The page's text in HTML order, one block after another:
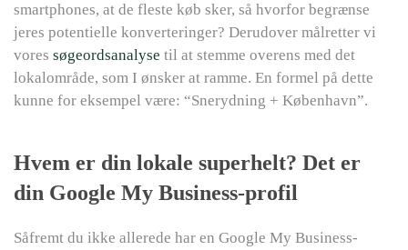
smartphones, at de fleste køb sker, så hvorfor begrænse
jeres potentielle konverteringer? Derudover målretter vi
vores søgeordsanalyse til at stemme overens med det
lokalområde, som I ønsker at ramme. En formel på dette
kunne for eksempel være: “Snerydning + København”.
Hvem er din lokale superhelt? Det er
din Google My Business-profil
Såfremt du ikke allerede har en Google My Business-